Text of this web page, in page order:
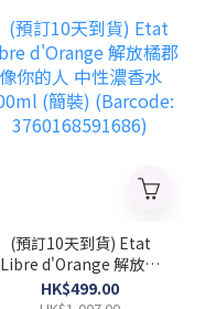
3760168594267)
(預訂10天到貨) Etat
Libre d'Orange 解放橘
郡 像你的人 中性濃香水
HK$499.00